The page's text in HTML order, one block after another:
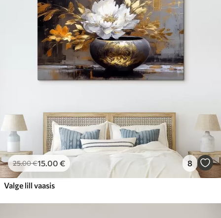
25.00€15.00 € 8
Valge lill vaasis